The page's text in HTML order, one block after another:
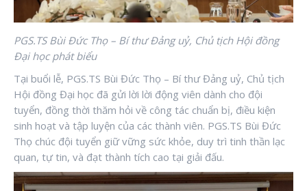
PGS.TS Bùi Đức Thọ – Bí thư Đảng uỷ, Chủ tịch Hội đồng
Đại học phát biểu
Tại buổi lễ, PGS.TS Bùi Đức Thọ – Bí thư Đảng uỷ, Chủ tịch
Hội đồng Đại học đã gửi lời lời động viên dành cho đội
tuyển, đồng thời thăm hỏi về công tác chuẩn bị, điều kiện
sinh hoạt và tập luyện của các thành viên. PGS.TS Bùi Đức
Thọ chúc đội tuyển giữ vững sức khỏe, duy trì tinh thần lạc
quan, tự tin, và đạt thành tích cao tại giải đấu.